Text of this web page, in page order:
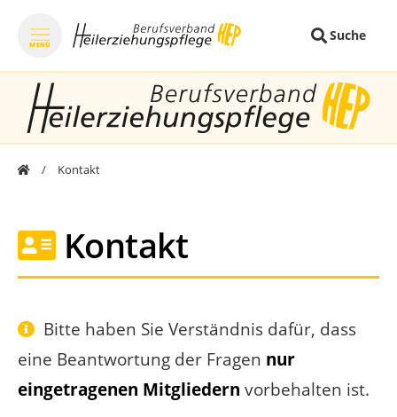
MENÜ
Suche
zum Inhalt springen
Kontakt
Kontakt
Bitte haben Sie Verständnis dafür, dass
eine Beantwortung der Fragen nur
eingetragenen Mitgliedern vorbehalten ist.